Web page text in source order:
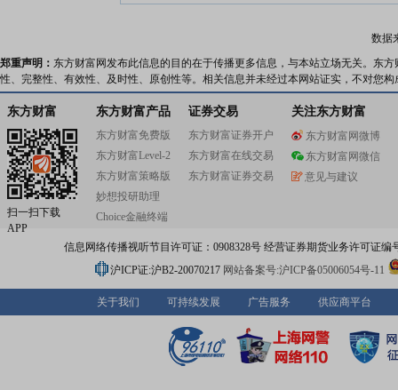
数据
郑重声明： 东方财富网发布此信息的目的在于传播更多信息，与本站立场无关。东
性、完整性、有效性、及时性、原创性等。相关信息并未经过本网站证实，不对您
东方财富
扫一扫下载
APP
东方财富产品
东方财富免费版
东方财富Level-2
东方财富策略版
妙想投研助理
Choice金融终端
证券交易
东方财富证券开户
东方财富在线交易
东方财富证券交易
关注东方财富
东方财富网微博
东方财富网微信
意见与建议
信息网络传播视听节目许可证：0908328号 经营证券期货业务许可证编
沪ICP证:沪B2-20070217 网站备案号:沪ICP备05006054号-11
关于我们 可持续发展 广告服务 供应商平台